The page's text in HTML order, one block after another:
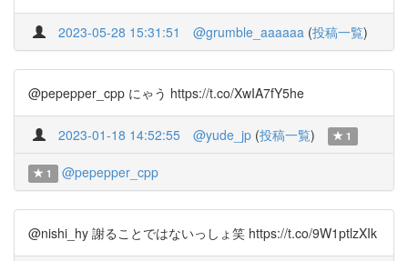
2023-05-28 15:31:51 @grumble_aaaaaa (投稿一覧)
@pepepper_cpp にゃう https://t.co/XwIA7fY5he
2023-01-18 14:52:55 @yude_jp (投稿一覧) 1
1 @pepepper_cpp
@nishi_hy 謝ることではないっしょ笑 https://t.co/9W1ptlzXIk